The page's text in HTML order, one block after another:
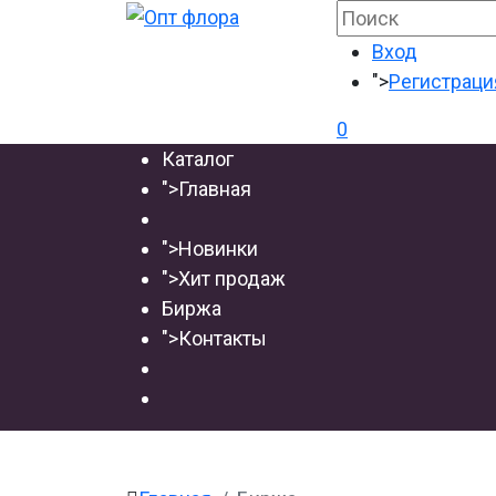
Вход
">
0
Каталог
">Главная
">Новинки
">Хит продаж
Биржа
">Контакты